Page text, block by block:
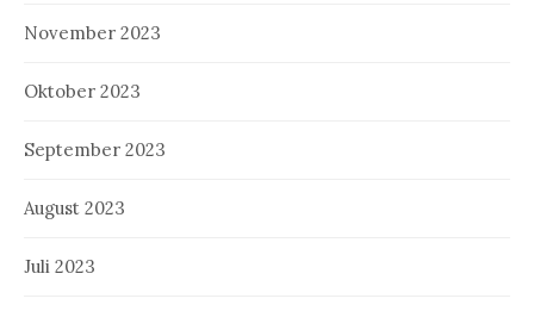
November 2023
Oktober 2023
September 2023
August 2023
Juli 2023